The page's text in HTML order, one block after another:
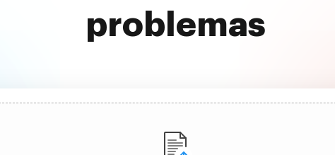
problemas